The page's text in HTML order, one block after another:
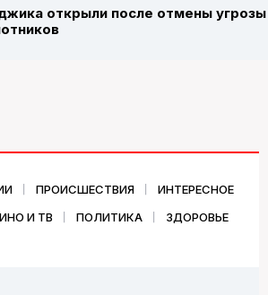
открыли после отмены угрозы
ПРОИСШЕСТВИЯ
ИНТЕРЕСНОЕ
И ТВ
ПОЛИТИКА ЗДОРОВЬЕ